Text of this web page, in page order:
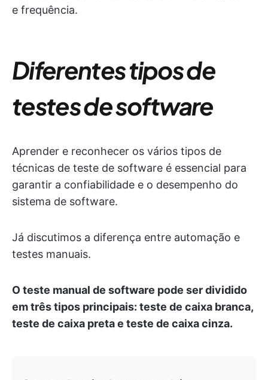
e frequência.
Diferentes tipos de
testes de software
Aprender e reconhecer os vários tipos de
técnicas de teste de software é essencial para
garantir a confiabilidade e o desempenho do
sistema de software.
Já discutimos a diferença entre automação e
testes manuais.
O teste manual de software pode ser dividido
em três tipos principais: teste de caixa branca,
teste de caixa preta e teste de caixa cinza.